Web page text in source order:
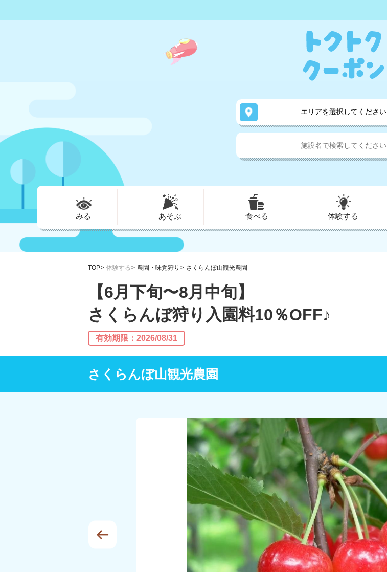
エリアを選択してください
みる あそぶ 食べる 体験する
TOP 体験する 農園・味覚狩り さくらんぼ山観光農園
【​6月下旬〜8月中旬】
さくらんぼ狩り入園料10％OFF♪
有効期限：2026/08/31
さくらんぼ山観光農園